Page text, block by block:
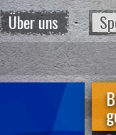
Über uns